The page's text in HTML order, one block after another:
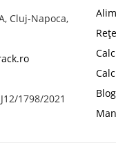
Cluj-Napoca,
1798/2021
Blog